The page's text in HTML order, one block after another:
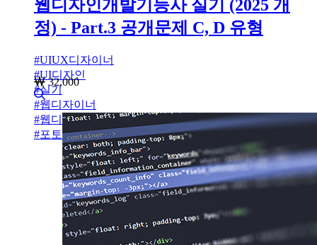
웹디자인개발기능사 실기 (2025 개
정) - Part.3 공개문제 C, D 유형
#UIUX디자이너
#UI디자인
#실기
#웹디자이너
#웹디자인개발기능사
#포토샵
32,000